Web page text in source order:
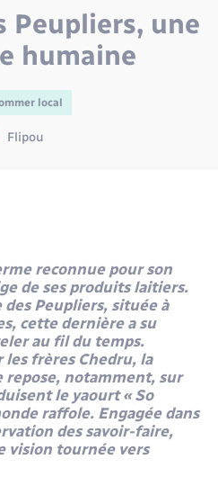
Peupliers, une
humaine
local
Flipou
reconnue pour son
de ses produits laitiers.
des Peupliers, située à
cette dernière a su
au fil du temps.
les frères Chedru, la
repose, notamment, sur
le yaourt « So
raffole. Engagée dans
des savoir-faire,
vision tournée vers